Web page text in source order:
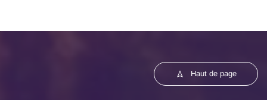
Haut de page